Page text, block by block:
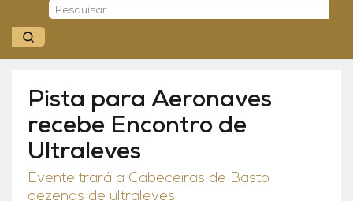
Concelho
Município
Turismo
Cultura
Outros
Balcão Online
Pista para Aeronaves
recebe Encontro de
Ultraleves
Evente trará a Cabeceiras de Basto
dezenas de ultraleves